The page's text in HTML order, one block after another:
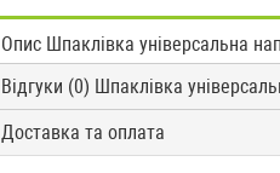
Опис Шпаклівка універсальна
Відгуки (0) Шпаклівка
Доставка та оплата